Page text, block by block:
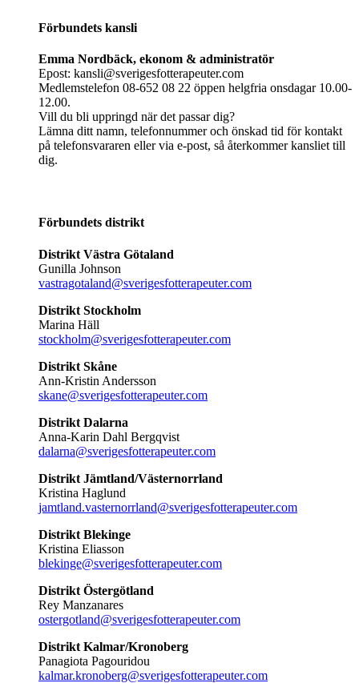
Förbundets kansli
Emma Nordbäck, ekonom & administratör
Epost: kansli@sverigesfotterapeuter.com
Medlemstelefon 08-652 08 22 öppen helgfria onsdagar 10.00-
12.00.
Vill du bli uppringd när det passar dig?
Lämna ditt namn, telefonnummer och önskad tid för kontakt
på telefonsvararen eller via e-post, så återkommer kansliet till
dig.
Förbundets distrikt
Distrikt Västra Götaland
Gunilla Johnson
vastragotaland@sverigesfotterapeuter.com
Distrikt Stockholm
Marina Häll
stockholm@sverigesfotterapeuter.com
Distrikt Skåne
Ann-Kristin Andersson
skane@sverigesfotterapeuter.com
Distrikt Dalarna
Anna-Karin Dahl Bergqvist
dalarna@sverigesfotterapeuter.com
Distrikt Jämtland/Västernorrland
Kristina Haglund
jamtland.vasternorrland@sverigesfotterapeuter.com
Distrikt Blekinge
Kristina Eliasson
blekinge@sverigesfotterapeuter.com
Distrikt Östergötland
Rey Manzanares
ostergotland@sverigesfotterapeuter.com
Distrikt Kalmar/Kronoberg
Panagiota Pagouridou
kalmar.kronoberg@sverigesfotterapeuter.com